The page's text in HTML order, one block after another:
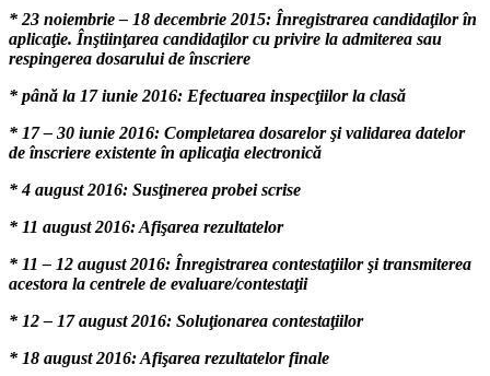
* 23 noiembrie – 18 decembrie 2015: Înregistrarea candidaţilor în
aplicaţie. Înştiinţarea candidaţilor cu privire la admiterea sau
respingerea dosarului de înscriere
* până la 17 iunie 2016: Efectuarea inspecţiilor la clasă
* 17 – 30 iunie 2016: Completarea dosarelor şi validarea datelor
de înscriere existente în aplicaţia electronică
* 4 august 2016: Susţinerea probei scrise
* 11 august 2016: Afişarea rezultatelor
* 11 – 12 august 2016: Înregistrarea contestaţiilor şi transmiterea
acestora la centrele de evaluare/contestaţii
* 12 – 17 august 2016: Soluţionarea contestaţiilor
* 18 august 2016: Afişarea rezultatelor finale